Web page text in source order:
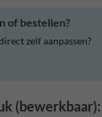
of bestellen?
zelf aanpassen?
(bewerkbaar):